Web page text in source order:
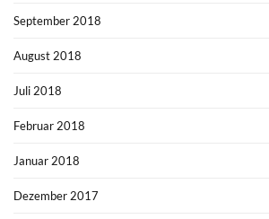
September 2018
August 2018
Juli 2018
Februar 2018
Januar 2018
Dezember 2017